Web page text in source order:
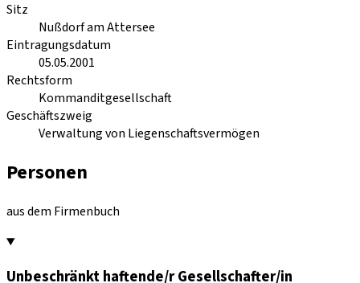
Sitz
Nußdorf am Attersee
Eintragungsdatum
05.05.2001
Rechtsform
Kommanditgesellschaft
Geschäftszweig
Verwaltung von Liegenschaftsvermögen
Personen
aus dem Firmenbuch
Unbeschränkt haftende/r Gesellschafter/in